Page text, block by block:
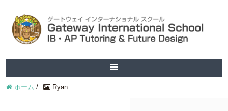
ホーム / Ryan